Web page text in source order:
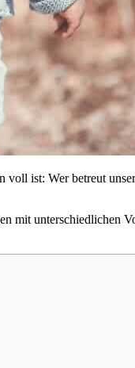
ist: Wer betreut
unterschiedlichen